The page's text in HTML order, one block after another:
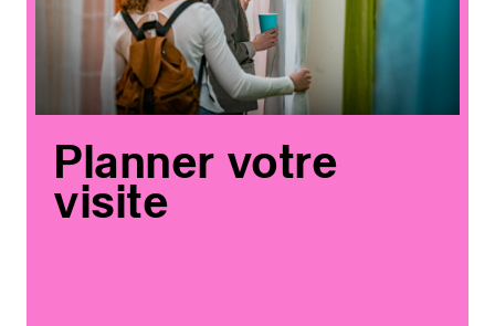
Planner votre
visite